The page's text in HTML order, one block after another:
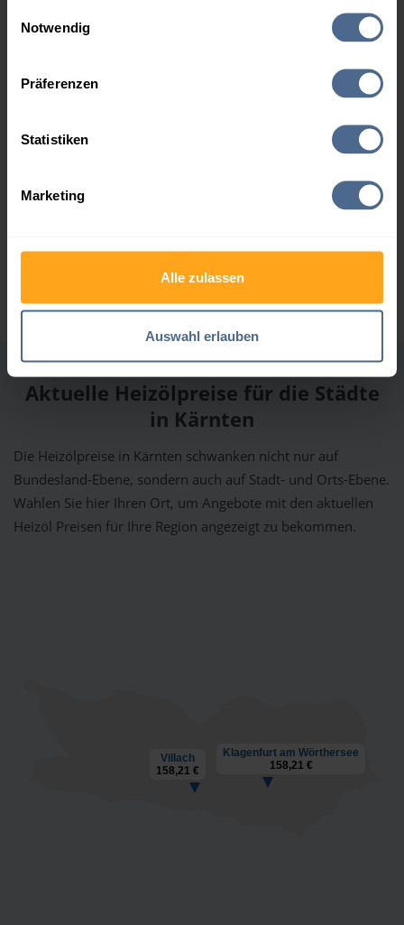
Notwendig
Präferenzen
Statistiken
Marketing
Alle zulassen
Auswahl erlauben
Aktuelle Heizölpreise für die Städte
in Kärnten
Die Heizölpreise in Kärnten schwanken nicht nur auf
Bundesland-Ebene, sondern auch auf Stadt- und Orts-Ebene.
Wählen Sie hier Ihren Ort, um Angebote mit den aktuellen
Heizöl Preisen für Ihre Region angezeigt zu bekommen.
Klagenfurt am Wörthersee
158,21 €
Villach
158,21 €